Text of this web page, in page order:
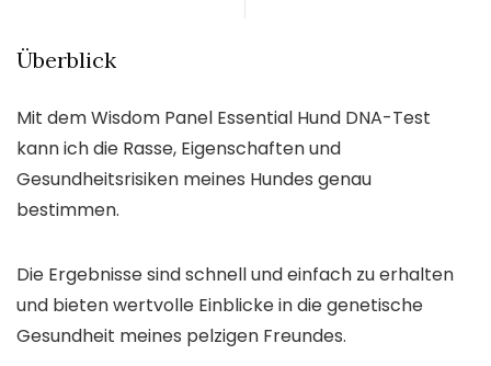
Überblick
Mit dem Wisdom Panel Essential Hund DNA-Test
kann ich die Rasse, Eigenschaften und
Gesundheitsrisiken meines Hundes genau
bestimmen.
Die Ergebnisse sind schnell und einfach zu erhalten
und bieten wertvolle Einblicke in die genetische
Gesundheit meines pelzigen Freundes.